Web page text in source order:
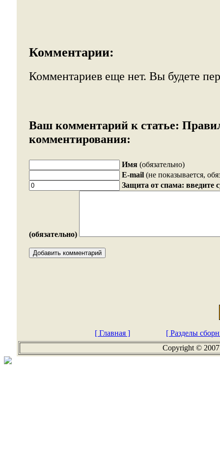
Комментарии:
Комментариев еще нет. Вы будете
Ваш комментарий к статье:
комментирования:
Имя (обязательно)
E-mail (не показывается,
Защита от спама: введите
(обязательно)
[ Главная ]
[ Разделы
Copyright ©